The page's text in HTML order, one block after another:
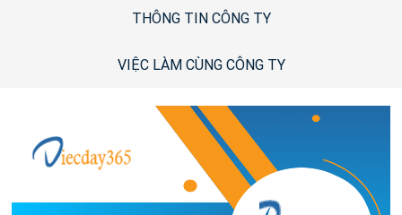
THÔNG TIN CÔNG TY
VIỆC LÀM CÙNG CÔNG TY